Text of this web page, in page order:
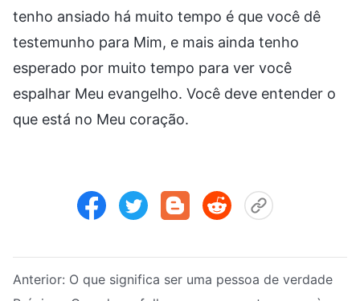
tenho ansiado há muito tempo é que você dê
testemunho para Mim, e mais ainda tenho
esperado por muito tempo para ver você
espalhar Meu evangelho. Você deve entender o
que está no Meu coração.
Anterior: O que significa ser uma pessoa de verdade